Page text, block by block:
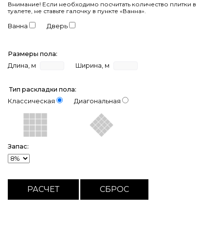
Внимание! Если необходимо посчитать количество плитки в
туалете, не ставьте галочку в пункте «Ванна».
Ванна Дверь
Размеры пола:
Длина, м
Ширина, м
Тип раскладки пола:
Классическая
Диагональная
Запас: